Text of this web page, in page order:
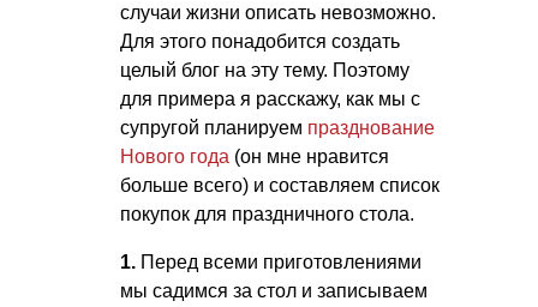
случаи жизни описать невозможно.
Для этого понадобится создать
целый блог на эту тему. Поэтому
для примера я расскажу, как мы с
супругой планируем празднование
Нового года (он мне нравится
больше всего) и составляем список
покупок для праздничного стола.
1. Перед всеми приготовлениями
мы садимся за стол и записываем